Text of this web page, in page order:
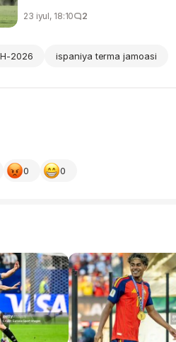
23 iyul, 18:10 2
2026 ispaniya terma jamoasi
0 0